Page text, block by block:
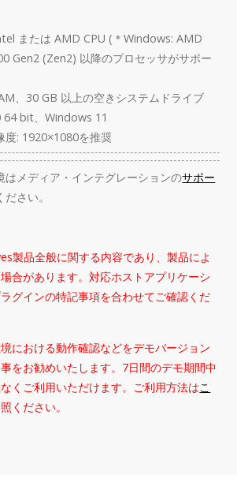
または AMD CPU (＊Windows: AMD
Gen2 (Zen2) 以降のプロセッサがサポー
、30 GB 以上の空きシステムドライブ
64 bit、Windows 11
度: 1920×1080を推奨
はメディア・インテグレーションのサポー
さい。
製品全般に関する内容であり、製品によ
合があります。対応ホストアプリケーシ
グインの特記事項を合わせてご確認くだ
における動作確認などをデモバージョン
をお勧めいたします。7日間のデモ期間中
くご利用いただけます。ご利用方法はこ
ください。